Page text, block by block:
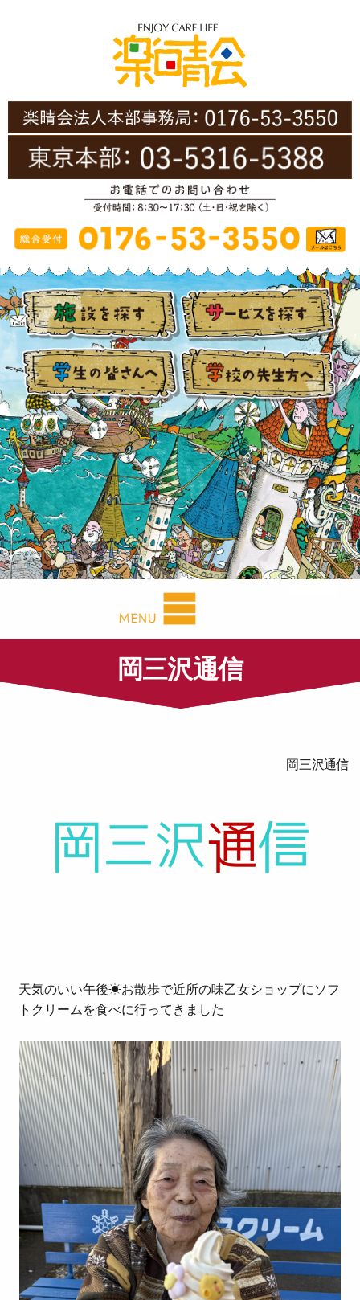
岡三沢通信
岡三沢通信
天気のいい午後☀お散歩で近所の味乙女ショップにソフ
トクリームを食べに行ってきました